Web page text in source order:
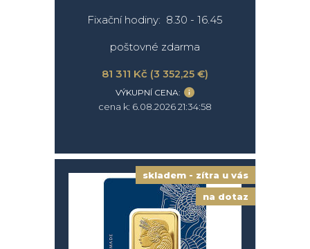
Fixační hodiny: 8.30 - 16.45
poštovné zdarma
81 311 Kč (3 352,25 €)
VÝKUPNÍ CENA:
cena k: 6.08.2026 21:34:58
skladem - zítra u vás
na dotaz